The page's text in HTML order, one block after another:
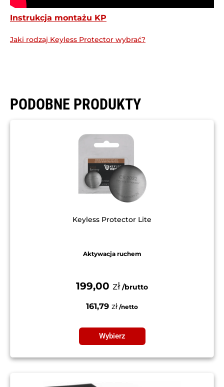
Instrukcja montażu KP
Jaki rodzaj Keyless Protector wybrać?
PODOBNE PRODUKTY
Keyless Protector Lite
Aktywacja ruchem
199,00 zł
161,79 zł
Wybierz